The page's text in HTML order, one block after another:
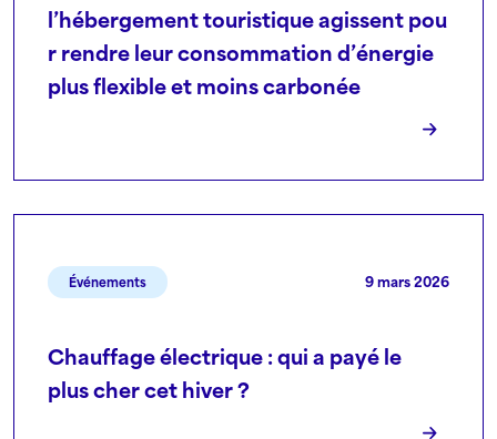
l’hébergement touristique agissent pou
r rendre leur consommation d’énergie
plus flexible et moins carbonée
Événements 9 mars 2026
Chauffage électrique : qui a payé le
plus cher cet hiver ?